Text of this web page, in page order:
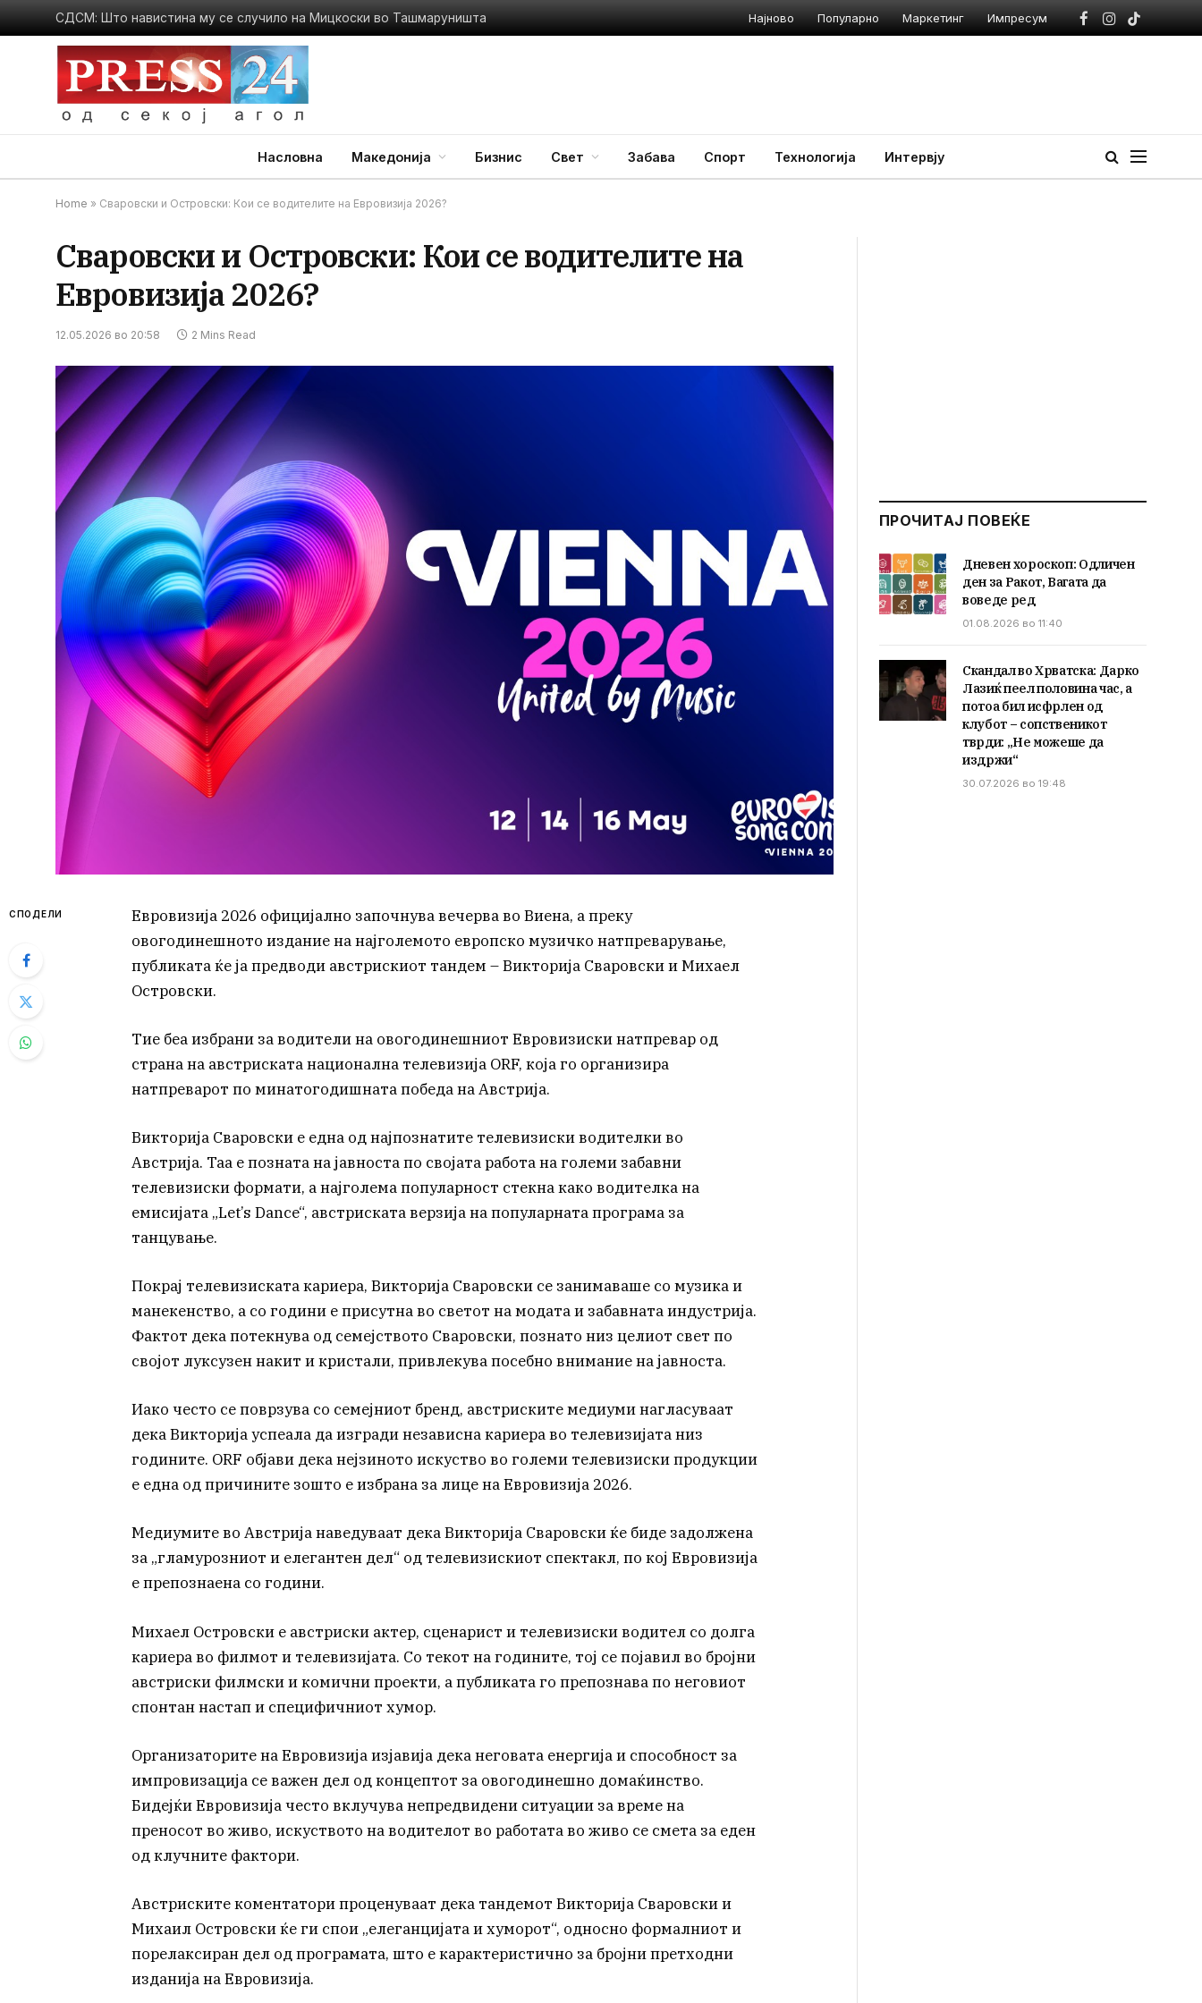
СДСМ: Што навистина му се случило на Мицкоски во Ташмаруништа Најново Популарно Маркетинг Импресум
Facebook
Instagram
TikTok
Насловна Македонија Бизнис Свет Забава Спорт Технологија Интервју
Home » Сваровски и Островски: Кои се водителите на Евровизија 2026?
Сваровски и Островски: Кои се водителите на
Евровизија 2026?
12.05.2026 во 20:58 2 Mins Read
СПОДЕЛИ
Евровизија 2026 официјално започнува вечерва во Виена, а преку
овогодинешното издание на најголемото европско музичко натпреварување,
публиката ќе ја предводи австрискиот тандем – Викторија Сваровски и Михаел
Островски.
Тие беа избрани за водители на овогодинешниот Евровизиски натпревар од
страна на австриската национална телевизија ORF, која го организира
натпреварот по минатогодишната победа на Австрија.
Викторија Сваровски е една од најпознатите телевизиски водителки во
Австрија. Таа е позната на јавноста по својата работа на големи забавни
телевизиски формати, а најголема популарност стекна како водителка на
емисијата „Let’s Dance“, австриската верзија на популарната програма за
танцување.
Покрај телевизиската кариера, Викторија Сваровски се занимаваше со музика и
манекенство, а со години е присутна во светот на модата и забавната индустрија.
Фактот дека потекнува од семејството Сваровски, познато низ целиот свет по
својот луксузен накит и кристали, привлекува посебно внимание на јавноста.
Иако често се поврзува со семејниот бренд, австриските медиуми нагласуваат
дека Викторија успеала да изгради независна кариера во телевизијата низ
годините. ORF објави дека нејзиното искуство во големи телевизиски продукции
е една од причините зошто е избрана за лице на Евровизија 2026.
Медиумите во Австрија наведуваат дека Викторија Сваровски ќе биде задолжена
за „гламурозниот и елегантен дел“ од телевизискиот спектакл, по кој Евровизија
е препознаена со години.
Михаел Островски е австриски актер, сценарист и телевизиски водител со долга
кариера во филмот и телевизијата. Со текот на годините, тој се појавил во бројни
австриски филмски и комични проекти, а публиката го препознава по неговиот
спонтан настап и специфичниот хумор.
Организаторите на Евровизија изјавија дека неговата енергија и способност за
импровизација се важен дел од концептот за овогодинешно домаќинство.
Бидејќи Евровизија често вклучува непредвидени ситуации за време на
преносот во живо, искуството на водителот во работата во живо се смета за еден
од клучните фактори.
Австриските коментатори проценуваат дека тандемот Викторија Сваровски и
Михаил Островски ќе ги спои „елеганцијата и хуморот“, односно формалниот и
порелаксиран дел од програмата, што е карактеристично за бројни претходни
изданија на Евровизија.
ПРОЧИТАЈ ПОВЕЌЕ
Дневен хороскоп: Одличен
ден за Ракот, Вагата да
воведе ред
01.08.2026 во 11:40
Скандал во Хрватска: Дарко
Лазиќ пеел половина час, а
потоа бил исфрлен од
клубот – сопственикот
тврди: „Не можеше да
издржи“
30.07.2026 во 19:48